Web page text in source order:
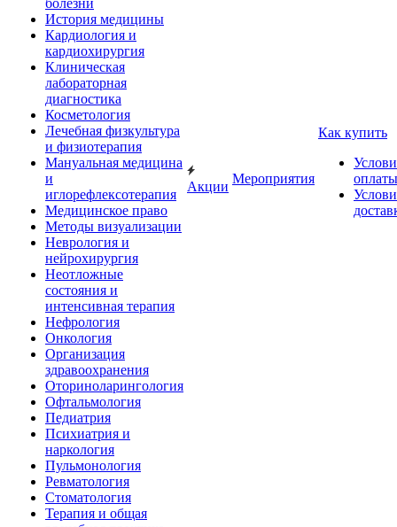
болезни
История медицины
Кардиология и
кардиохирургия
Клиническая
лабораторная
диагностика
Косметология
Лечебная физкультура
и физиотерапия
Мануальная медицина
и
иглорефлексотерапия
Медицинское право
Методы визуализации
Неврология и
нейрохирургия
Неотложные
состояния и
интенсивная терапия
Нефрология
Онкология
Организация
здравоохранения
Оториноларингология
Офтальмология
Педиатрия
Психиатрия и
наркология
Пульмонология
Ревматология
Стоматология
Терапия и общая
Акции
Мероприятия
Как купить
оплаты